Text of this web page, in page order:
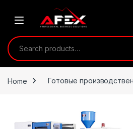
Search for:
Home Готовые